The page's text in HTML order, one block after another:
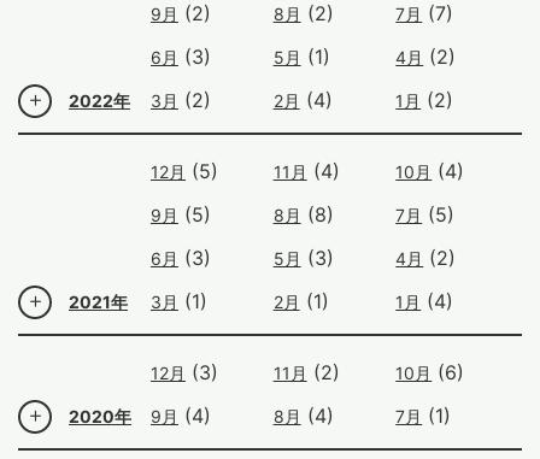
2022年
9月 (2) 8月 (2) 7月 (7)
6月 (3) 5月 (1) 4月 (2)
3月 (2) 2月 (4) 1月 (2)
2021年
12月 (5) 11月 (4) 10月 (4)
9月 (5) 8月 (8) 7月 (5)
6月 (3) 5月 (3) 4月 (2)
3月 (1) 2月 (1) 1月 (4)
2020年
12月 (3) 11月 (2) 10月 (6)
9月 (4) 8月 (4) 7月 (1)